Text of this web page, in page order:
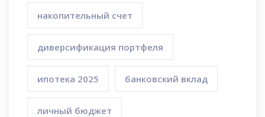
накопительный счет
диверсификация портфеля
ипотека 2025 банковский вклад
личный бюджет